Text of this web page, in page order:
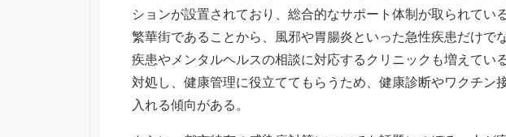
ションが設置されており、総合的なサポート体制が取られてい
繁華街であることから、風邪や胃腸炎といった急性疾患だけで
疾患やメンタルヘルスの相談に対応するクリニックも増えてい
対処し、健康管理に役立ててもらうため、健康診断やワクチン
入れる傾向がある。